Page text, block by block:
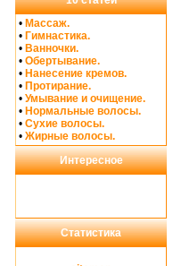
• Массаж.
• Гимнастика.
• Ванночки.
• Обертывание.
• Нанесение кремов.
• Протирание.
• Умывание и очищение.
• Нормальные волосы.
• Сухие волосы.
• Жирные волосы.
Интересное
Статистика